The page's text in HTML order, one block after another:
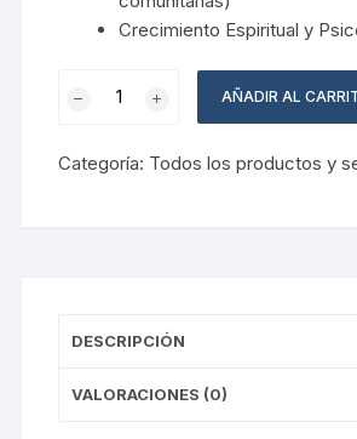
Crecimiento Espiritual y
Psicofísica
AÑADIR AL
Categoría: Todos los productos y
DESCRIPCIÓN
VALORACIONES (0)